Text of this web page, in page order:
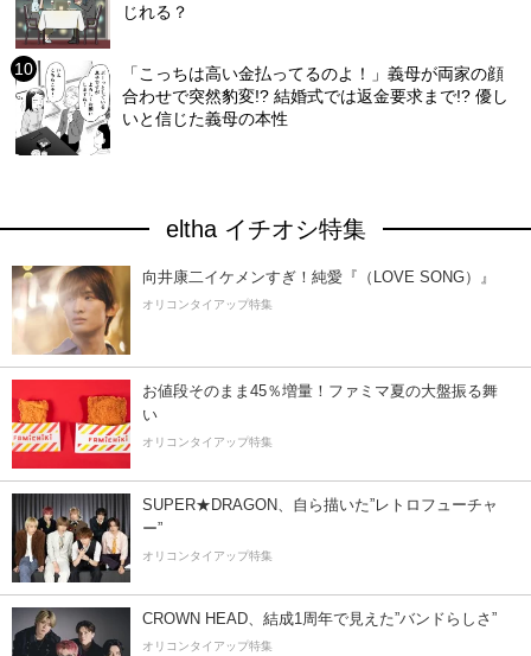
じれる？
「こっちは高い金払ってるのよ！」義母が両家の顔
合わせで突然豹変!? 結婚式では返金要求まで!? 優し
いと信じた義母の本性
eltha イチオシ特集
向井康二イケメンすぎ！純愛『（LOVE SONG）』
オリコンタイアップ特集
お値段そのまま45％増量！ファミマ夏の大盤振る舞
い
オリコンタイアップ特集
SUPER★DRAGON、自ら描いた”レトロフューチャ
ー”
オリコンタイアップ特集
CROWN HEAD、結成1周年で見えた”バンドらしさ”
オリコンタイアップ特集